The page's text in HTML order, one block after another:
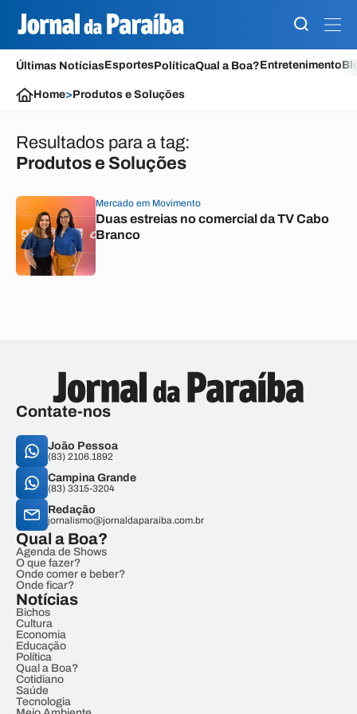
Últimas NotíciasEsportesPolíticaQual a Boa?Entretenimento
Home>Produtos e Soluções
Resultados para a tag:
Produtos e Soluções
Mercado em Movimento
Duas estreias no comercial da TV Cabo
Branco
Contate-nos
João Pessoa
(83) 2106.1892
Campina Grande
(83) 3315-3204
Redação
jornalismo@jornaldaparaiba.com.br
Qual a Boa?
Agenda de Shows
O que fazer?
Onde comer e beber?
Onde ficar?
Notícias
Bichos
Cultura
Economia
Educação
Política
Qual a Boa?
Cotidiano
Saúde
Tecnologia